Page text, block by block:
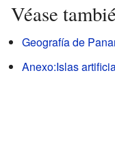
Véase
Geografía de
Anexo:Islas